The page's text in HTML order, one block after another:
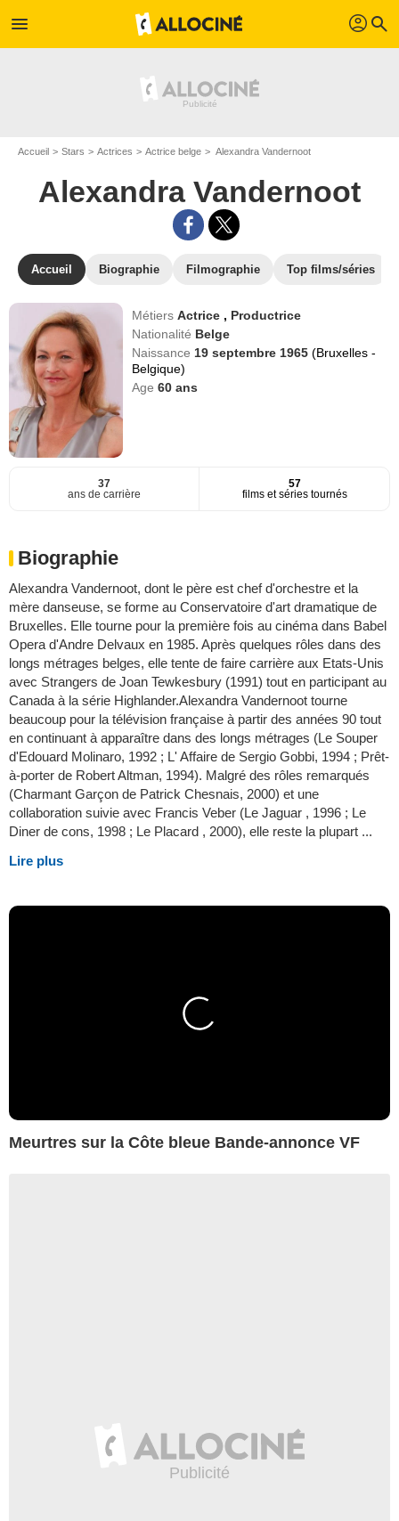
menu profil search
Accueil Stars Actrices Actrice belge Alexandra Vandernoot
Alexandra Vandernoot
Accueil Biographie Filmographie Top films/séries
MétiersActrice , Productrice
Nationalité Belge
Naissance 19 septembre 1965(Bruxelles -
Belgique)
Age60 ans
37
ans de carrière
57
films et séries tournés
Biographie
Alexandra Vandernoot, dont le père est chef d'orchestre et la
mère danseuse, se forme au Conservatoire d'art dramatique de
Bruxelles. Elle tourne pour la première fois au cinéma dans Babel
Opera d'Andre Delvaux en 1985. Après quelques rôles dans des
longs métrages belges, elle tente de faire carrière aux Etats-Unis
avec Strangers de Joan Tewkesbury (1991) tout en participant au
Canada à la série Highlander.Alexandra Vandernoot tourne
beaucoup pour la télévision française à partir des années 90 tout
en continuant à apparaître dans des longs métrages (Le Souper
d'Edouard Molinaro, 1992 ; L' Affaire de Sergio Gobbi, 1994 ; Prêt-
à-porter de Robert Altman, 1994). Malgré des rôles remarqués
(Charmant Garçon de Patrick Chesnais, 2000) et une
collaboration suivie avec Francis Veber (Le Jaguar , 1996 ; Le
Diner de cons, 1998 ; Le Placard , 2000), elle reste la plupart ...
Lire plus
Meurtres sur la Côte bleue Bande-annonce VF